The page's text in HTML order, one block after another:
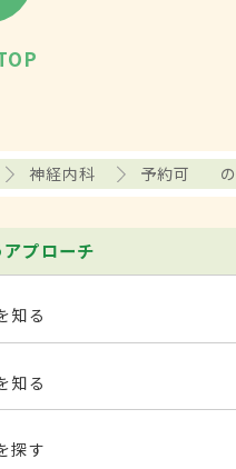
神経内科 予約可
プローチ
知る
知る
探す